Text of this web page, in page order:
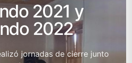
2021 y
2022
jornadas de cierre junto